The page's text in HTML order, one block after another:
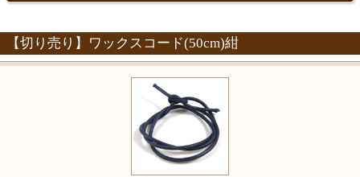
【切り売り】ワックスコード(50cm)紺